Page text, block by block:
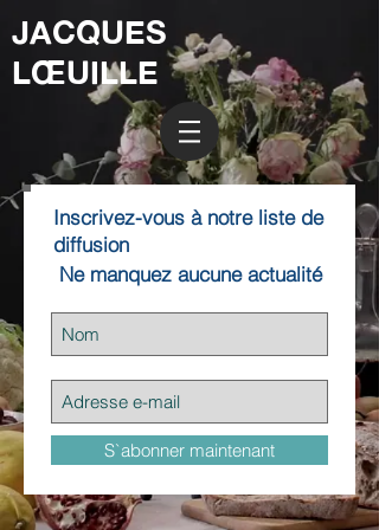
JACQUES
LŒUILLE
Inscrivez-vous à notre liste de
diffusion
Ne manquez aucune actualité
S`abonner maintenant